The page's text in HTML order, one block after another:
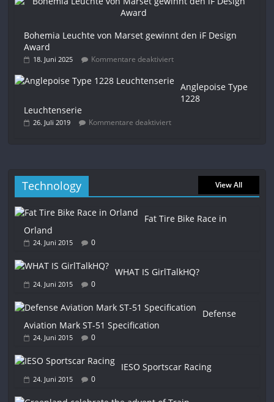
Bohemia Leuchte von Marset gewinnt den iF Design
Award
18. Juni 2025 Kommentare deaktiviert
Anglepoise Type
1228
Leuchtenserie
26. Juli 2019 Kommentare deaktiviert
Technology View All
Fat Tire Bike Race in
Orland
24. Juni 2015 0
WHAT IS GirlTalkHQ?
24. Juni 2015 0
Defense
Aviation Mark ST-51 Specification
24. Juni 2015 0
IESO Sportscar Racing
24. Juni 2015 0